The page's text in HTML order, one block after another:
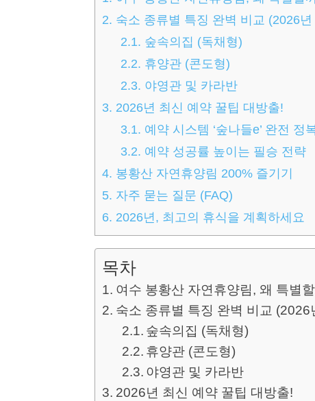
2. 숙소 종류별 특징 완벽 비교 (2026년
2.1. 숲속의집 (독채형)
2.2. 휴양관 (콘도형)
2.3. 야영관 및 카라반
3. 2026년 최신 예약 꿀팁 대방출!
3.1. 예약 시스템 ‘숲나들e’ 완전 정
3.2. 예약 성공률 높이는 필승 전략
4. 봉황산 자연휴양림 200% 즐기기
5. 자주 묻는 질문 (FAQ)
6. 2026년, 최고의 휴식을 계획하세요
목차
여수 봉황산 자연휴양림, 왜 특별
숙소 종류별 특징 완벽 비교 (2026
숲속의집 (독채형)
휴양관 (콘도형)
야영관 및 카라반
2026년 최신 예약 꿀팁 대방출!